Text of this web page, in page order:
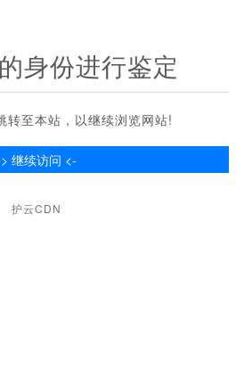
身份进行鉴定
转至本站，以继续浏览网站!
护云CDN